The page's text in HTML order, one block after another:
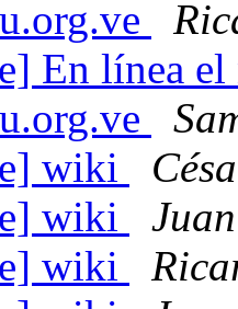
En línea el
wiki
wiki
wiki